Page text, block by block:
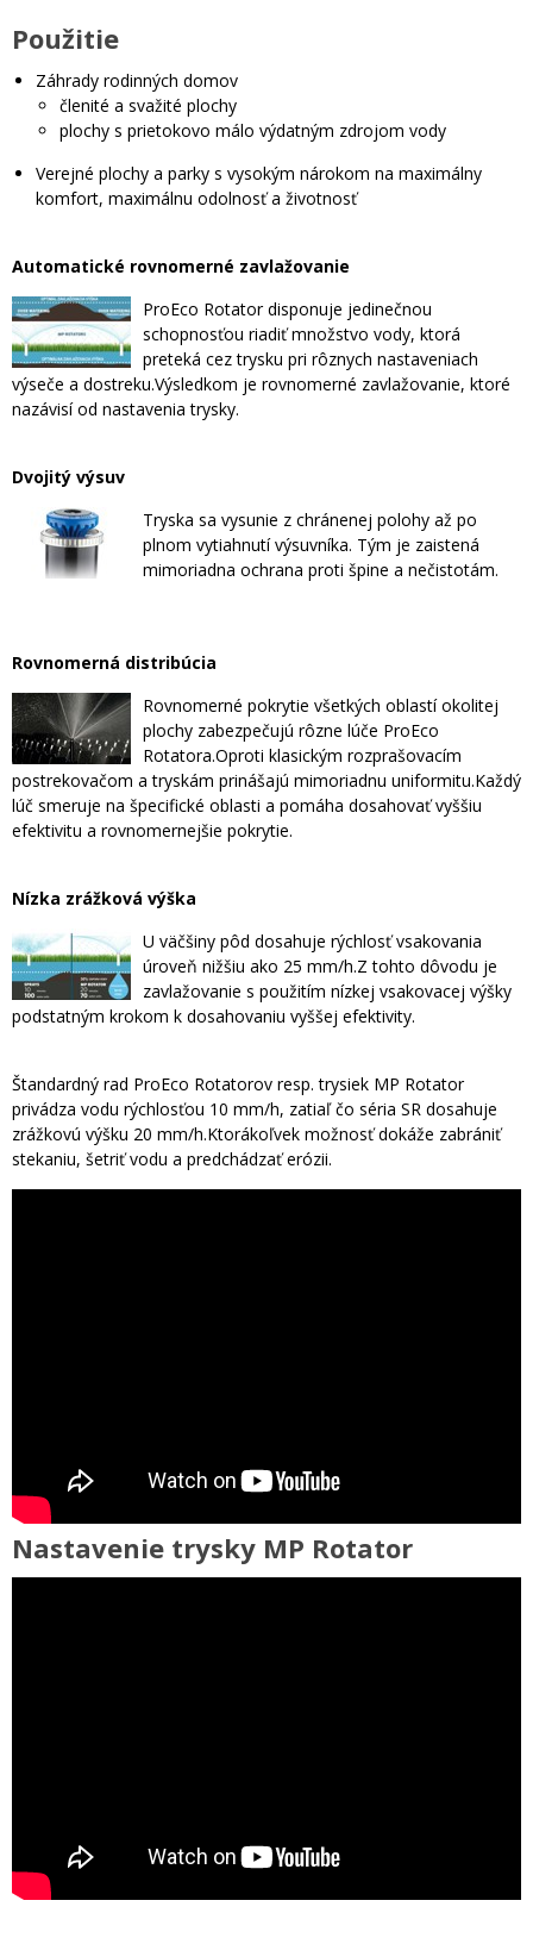
Použitie
Záhrady rodinných domov
členité a svažité plochy
plochy s prietokovo málo výdatným zdrojom vody
Verejné plochy a parky s vysokým nárokom na maximálny
komfort, maximálnu odolnosť a životnosť
Automatické rovnomerné zavlažovanie
ProEco Rotator disponuje jedinečnou
schopnosťou riadiť množstvo vody, ktorá
preteká cez trysku pri rôznych nastaveniach
výseče a dostreku.Výsledkom je rovnomerné zavlažovanie, ktoré
nazávisí od nastavenia trysky.
Dvojitý výsuv
Tryska sa vysunie z chránenej polohy až po
plnom vytiahnutí výsuvníka. Tým je zaistená
mimoriadna ochrana proti špine a nečistotám.
Rovnomerná distribúcia
Rovnomerné pokrytie všetkých oblastí okolitej
plochy zabezpečujú rôzne lúče ProEco
Rotatora.Oproti klasickým rozprašovacím
postrekovačom a tryskám prinášajú mimoriadnu uniformitu.Každý
lúč smeruje na špecifické oblasti a pomáha dosahovať vyššiu
efektivitu a rovnomernejšie pokrytie.
Nízka zrážková výška
U väčšiny pôd dosahuje rýchlosť vsakovania
úroveň nižšiu ako 25 mm/h.Z tohto dôvodu je
zavlažovanie s použitím nízkej vsakovacej výšky
podstatným krokom k dosahovaniu vyššej efektivity.
Štandardný rad ProEco Rotatorov resp. trysiek MP Rotator
privádza vodu rýchlosťou 10 mm/h, zatiaľ čo séria SR dosahuje
zrážkovú výšku 20 mm/h.Ktorákoľvek možnosť dokáže zabrániť
stekaniu, šetriť vodu a predchádzať erózii.
Nastavenie trysky MP Rotator